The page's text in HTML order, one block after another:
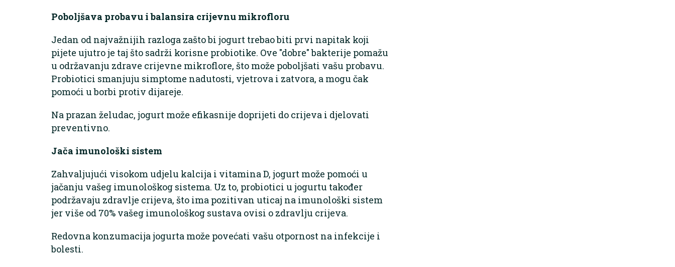
Poboljšava probavu i balansira crijevnu mikrofloru
Jedan od najvažnijih razloga zašto bi jogurt trebao biti prvi napitak koji
pijete ujutro je taj što sadrži korisne probiotike. Ove "dobre" bakterije pomažu
u održavanju zdrave crijevne mikroflore, što može poboljšati vašu probavu.
Probiotici smanjuju simptome nadutosti, vjetrova i zatvora, a mogu čak
pomoći u borbi protiv dijareje.
Na prazan želudac, jogurt može efikasnije doprijeti do crijeva i djelovati
preventivno.
Jača imunološki sistem
Zahvaljujući visokom udjelu kalcija i vitamina D, jogurt može pomoći u
jačanju vašeg imunološkog sistema. Uz to, probiotici u jogurtu također
podržavaju zdravlje crijeva, što ima pozitivan uticaj na imunološki sistem
jer više od 70% vašeg imunološkog sustava ovisi o zdravlju crijeva.
Redovna konzumacija jogurta može povećati vašu otpornost na infekcije i
bolesti.